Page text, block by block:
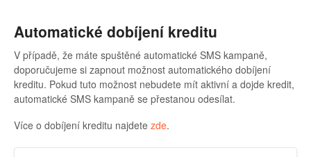
Automatické dobíjení kreditu
V případě, že máte spuštěné automatické SMS kampaně,
doporučujeme si zapnout možnost automatického dobíjení
kreditu. Pokud tuto možnost nebudete mít aktivní a dojde kredit,
automatické SMS kampaně se přestanou odesílat.
Více o dobíjení kreditu najdete zde.